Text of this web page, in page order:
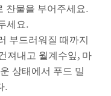
찬물을 부어주세요.
세요.
부드러워질 때까지
져내고 월계수잎, 마
상태에서 푸드 밀
.